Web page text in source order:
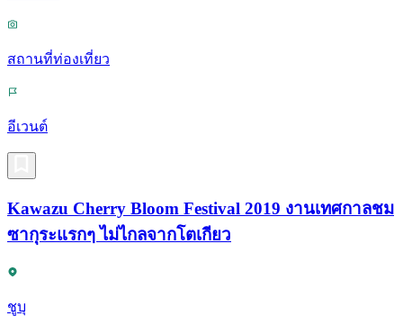
สถานที่ท่องเที่ยว
อีเวนต์
Kawazu Cherry Bloom Festival 2019 งานเทศกาลชม
ซากุระแรกๆ ไม่ไกลจากโตเกียว
ชูบุ